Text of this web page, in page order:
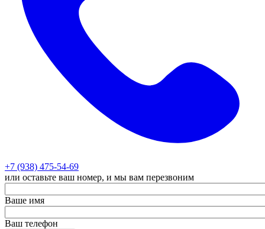
+7 (938) 475-54-69
или оставьте ваш номер, и мы вам перезвоним
Ваше имя
Ваш телефон